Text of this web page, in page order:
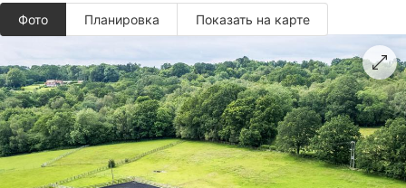
Фото Планировкa Показать на карте